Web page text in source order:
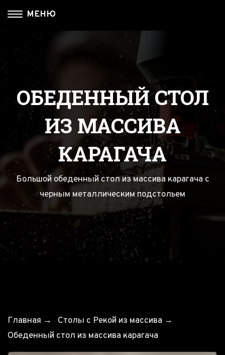
МЕНЮ
О НАС
Главная
КАТАЛОГ
Для Интерьера
Наши работы
Разделочные доски
Столы с Рекой из массива
МЫ В СОЦ. СЕТЯХ
ОБЕДЕННЫЙ СТОЛ
ИЗ МАССИВА
КАРАГАЧА
Большой обеденный стол из массива карагача с
черным металлическим подстольем
Главная → Столы с Рекой из массива →
Обеденный стол из массива карагача